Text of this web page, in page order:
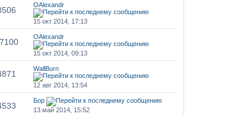
OAlexandr
15 окт 2014, 17:13
OAlexandr
15 окт 2014, 09:13
WallBurn
12 авг 2014, 13:54
Бор
13 май 2014, 15:52